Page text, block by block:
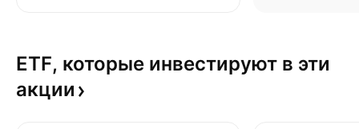
ETF, которые инвестируют в эти
акции